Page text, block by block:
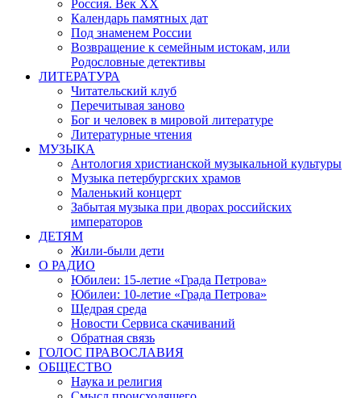
Россия. Век ХХ
Календарь памятных дат
Под знаменем России
Возвращение к семейным истокам, или
Родословные детективы
ЛИТЕРАТУРА
Читательский клуб
Перечитывая заново
Бог и человек в мировой литературе
Литературные чтения
МУЗЫКА
Антология христианской музыкальной культуры
Музыка петербургских храмов
Маленький концерт
Забытая музыка при дворах российских
императоров
ДЕТЯМ
Жили-были дети
О РАДИО
Юбилеи: 15-летие «Града Петрова»
Юбилеи: 10-летие «Града Петрова»
Щедрая среда
Новости Сервиса скачиваний
Обратная связь
ГОЛОС ПРАВОСЛАВИЯ
ОБЩЕСТВО
Наука и религия